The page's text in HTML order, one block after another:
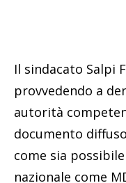
Il sindacato Salpi
provvedendo a
autorità
documento
come sia
nazionale come